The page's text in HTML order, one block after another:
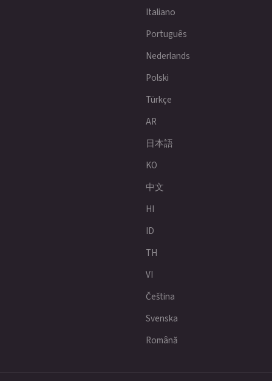
Italiano
Português
Nederlands
Polski
Türkçe
AR
日本語
KO
中文
HI
ID
TH
VI
Čeština
Svenska
Română